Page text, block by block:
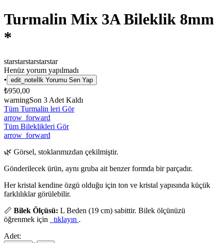
Turmalin Mix 3A Bileklik 8mm
*
starstarstarstarstar
Henüz yorum yapılmadı
• edit_note İlk Yorumu Sen Yap
₺950,00
warningSon 3 Adet Kaldı
Tüm Turmalin leri Gör
arrow_forward
Tüm Bileklikleri Gör
arrow_forward
🌿 Görsel, stoklarımızdan çekilmiştir.
Gönderilecek ürün, aynı gruba ait benzer formda bir parçadır.
Her kristal kendine özgü olduğu için ton ve kristal yapısında küçük
farklılıklar görülebilir.
📏 Bilek Ölçüsü: L Beden (19 cm) sabittir. Bilek ölçünüzü
öğrenmek için
tıklayın .
Adet: